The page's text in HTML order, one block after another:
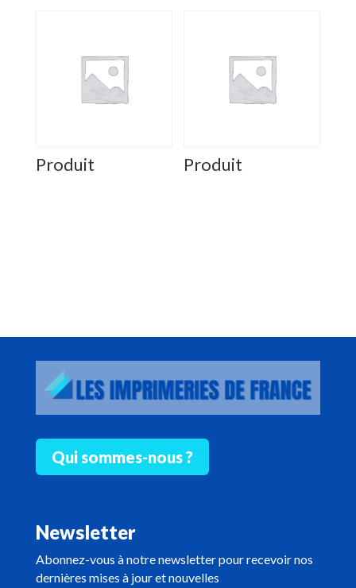
Produit Produit
Qui sommes-nous ?
Newsletter
Abonnez-vous à notre newsletter pour recevoir nos
dernières mises à jour et nouvelles